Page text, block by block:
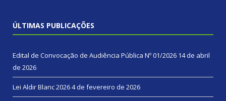
ÚLTIMAS PUBLICAÇÕES
Edital de Convocação de Audiência Pública Nº 01/2026 14 de abril
de 2026
Lei Aldir Blanc 20264 de fevereiro de 2026